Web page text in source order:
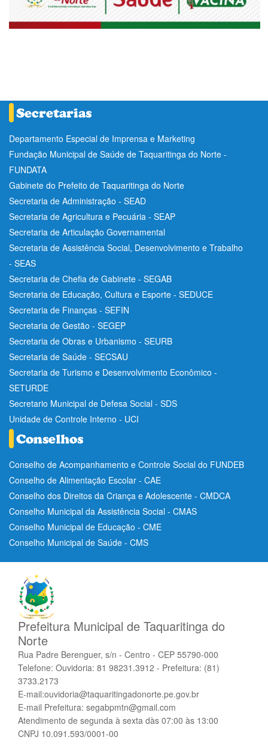
Departamento Especial de Imprensa e Marketing
Fundação Municipal de Saúde de Taquaritinga do Norte -
FUNDATA
Gabinete do Prefeito de Taquaritinga do Norte
Secretaria de Administração - SEAD
Secretaria de Agricultura e Pecuária - SEAP
Secretaria de Articulação Governamental
Secretaria de Assistência Social, Desenvolvimento e Trabalho
- SEAS
Secretaria de Chefia de Gabinete - SEGAB
Secretaria de Educação, Cultura e Esporte - SEDUCE
Secretaria de Finanças - SEFIN
Secretaria de Gestão - SEGEP
Secretaria de Obras e Urbanismo - SEURB
Secretaria de Saúde - SECSAU
Secretaria de Turismo e Desenvolvimento Econômico -
SETURDE
Secretario Municipal de Defesa Social - SDS
Unidade de Controle Interno - UCI
Conselho de Acompanhamento e Controle Social do FUNDEB
Conselho de Alimentação Escolar - CAE
Conselho dos Direitos da Criança e Adolescente - CMDCA
Conselho Municipal da Assistência Social - CMAS
Conselho Municipal de Educação - CME
Conselho Municipal de Saúde - CMS
Prefeitura Municipal de Taquaritinga do
Norte
Rua Padre Berenguer, s/n - Centro - CEP 55790-000
Telefone: Ouvidoria: 81 98231.3912 - Prefeitura: (81)
3733.2173
E-mail:ouvidoria@taquaritingadonorte.pe.gov.br
E-mail Prefeitura: segabpmtn@gmail.com
Atendimento de segunda à sexta dàs 07:00 às 13:00
CNPJ 10.091.593/0001-00